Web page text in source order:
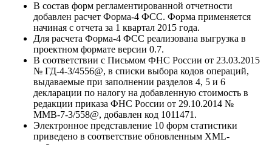
В состав форм регламентированной отчетности
добавлен расчет Форма-4 ФСС. Форма применяется
начиная с отчета за 1 квартал 2015 года.
Для расчета Форма-4 ФСС реализована выгрузка в
проектном формате версии 0.7.
В соответствии с Письмом ФНС России от 23.03.2015
№ ГД-4-3/4556@, в списки выбора кодов операций,
выдаваемые при заполнении разделов 4, 5 и 6
декларации по налогу на добавленную стоимость в
редакции приказа ФНС России от 29.10.2014 №
ММВ-7-3/558@, добавлен код 1011471.
Электронное представление 10 форм статистики
приведено в соответствие обновленным XML-